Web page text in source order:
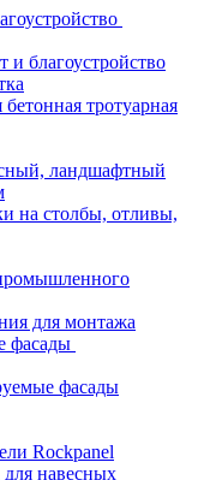
благоустройство
тротуарная
ландшафтный
на столбы, отливы,
для монтажа
фасады
фасады
Rockpanel
навесных